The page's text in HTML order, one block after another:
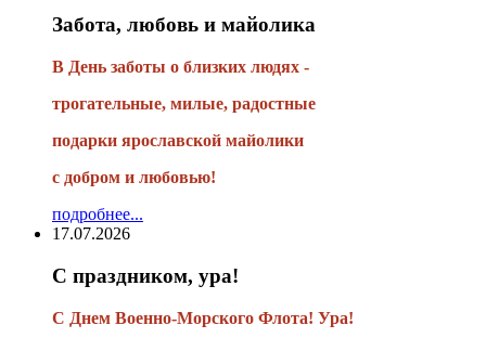
Забота, любовь и майолика
В День заботы о близких людях -
трогательные, милые, радостные
подарки ярославской майолики
с добром и любовью!
подробнее...
17.07.2026
С праздником, ура!
С Днем Военно-Морского Флота! Ура!